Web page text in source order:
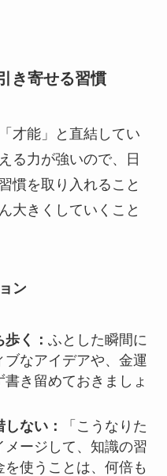
き寄せる習慣
才能」と直結してい
る力が強いので、日
慣を取り入れること
大きくしていくこと
ン
く： ふとした瞬間に
ブなアイデアや、金運
き留めておきましょ
ない：
「こうなりた
ージして、知識の習
使うことは、何倍も